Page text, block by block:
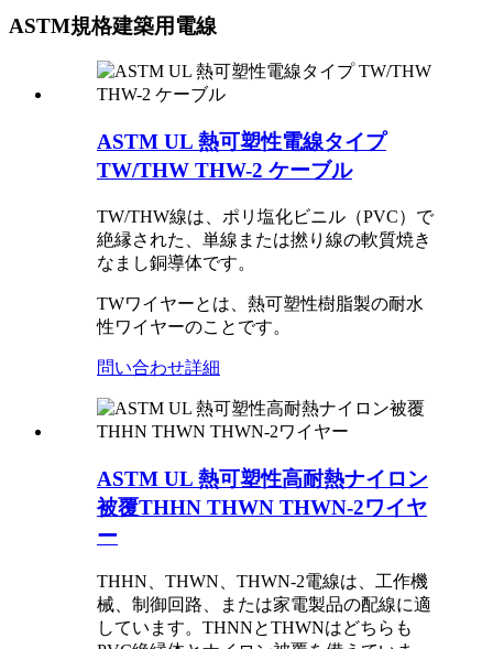
ASTM規格建築用電線
ASTM UL 熱可塑性電線タイプ
TW/THW THW-2 ケーブル
TW/THW線は、ポリ塩化ビニル（PVC）で
絶縁された、単線または撚り線の軟質焼き
なまし銅導体です。
TWワイヤーとは、熱可塑性樹脂製の耐水
性ワイヤーのことです。
問い合わせ詳細
ASTM UL 熱可塑性高耐熱ナイロン
被覆THHN THWN THWN-2ワイヤ
ー
THHN、THWN、THWN-2電線は、工作機
械、制御回路、または家電製品の配線に適
しています。THNNとTHWNはどちらも